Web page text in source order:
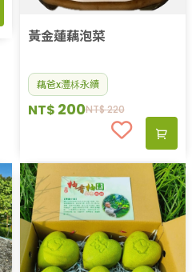
黃金蓮藕泡菜
藕爸x灃柇永續
NT$220
NT$ 200